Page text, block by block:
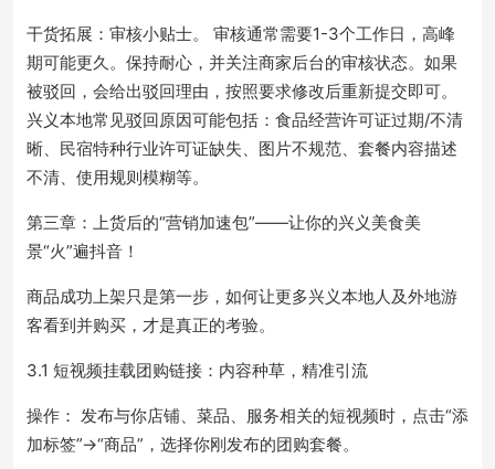
干货拓展：审核小贴士。 审核通常需要1-3个工作日，高峰
期可能更久。保持耐心，并关注商家后台的审核状态。如果
被驳回，会给出驳回理由，按照要求修改后重新提交即可。
兴义本地常见驳回原因可能包括：食品经营许可证过期/不清
晰、民宿特种行业许可证缺失、图片不规范、套餐内容描述
不清、使用规则模糊等。
第三章：上货后的“营销加速包”——让你的兴义美食美
景“火”遍抖音！
商品成功上架只是第一步，如何让更多兴义本地人及外地游
客看到并购买，才是真正的考验。
3.1 短视频挂载团购链接：内容种草，精准引流
操作： 发布与你店铺、菜品、服务相关的短视频时，点击“添
加标签”->“商品”，选择你刚发布的团购套餐。